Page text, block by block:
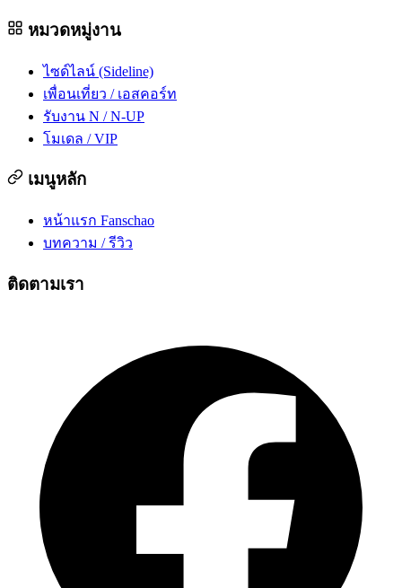
หมวดหมู่งาน
ไซด์ไลน์ (Sideline)
เพื่อนเที่ยว / เอสคอร์ท
รับงาน N / N-UP
โมเดล / VIP
เมนูหลัก
หน้าแรก Fanschao
บทความ / รีวิว
ติดตามเรา